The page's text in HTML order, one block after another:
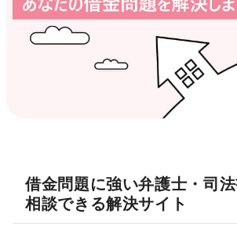
借金問題に強い弁護士・司
相談できる解決サイト